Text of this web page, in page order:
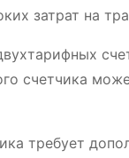
затрат на
счетчика
требует